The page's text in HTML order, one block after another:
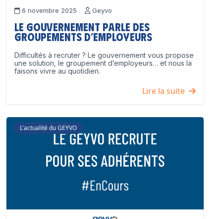
6 novembre 2025 Geyvo
Le Gouvernement parle des
groupements d’employeurs
Difficultés à recruter ? Le gouvernement vous propose
une solution, le groupement d’employeurs… et nous la
faisons vivre au quotidien.
Lire la suite
L'actualité du GEYVO